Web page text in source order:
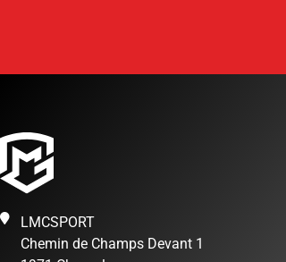
LMCSPORT
Chemin de Champs Devant 1